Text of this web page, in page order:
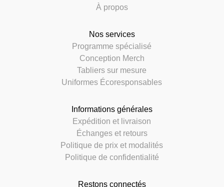
À propos
Nos services
Programme spécialisé
Conception Merch
Tabliers sur mesure
Uniformes Écoresponsables
Informations générales
Expédition et livraison
Échanges et retours
Politique de prix et modalités
Politique de confidentialité
Restons connectés